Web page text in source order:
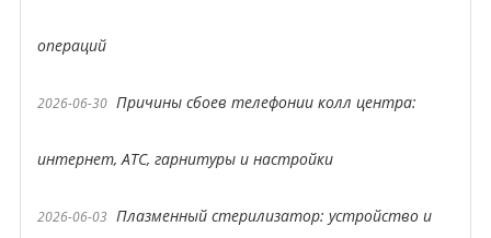
операций
2026-06-30 Причины сбоев телефонии колл центра:
интернет, АТС, гарнитуры и настройки
2026-06-03 Плазменный стерилизатор: устройство и